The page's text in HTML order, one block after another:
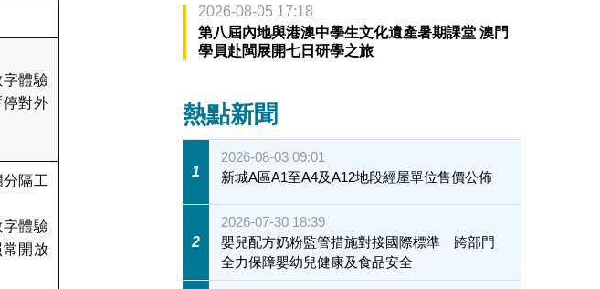
字體驗
停對外
隔工
字體驗
常開放
2026-08-05 17:18
第八屆內地與港澳中學生文化遺產暑期課堂 澳門
學員赴閩展開七日研學之旅
熱點新聞
1
2026-08-03 09:01
新城A區A1至A4及A12地段經屋單位售價公佈
2
2026-07-30 18:39
嬰兒配方奶粉監管措施對接國際標準 跨部門
全力保障嬰幼兒健康及食品安全